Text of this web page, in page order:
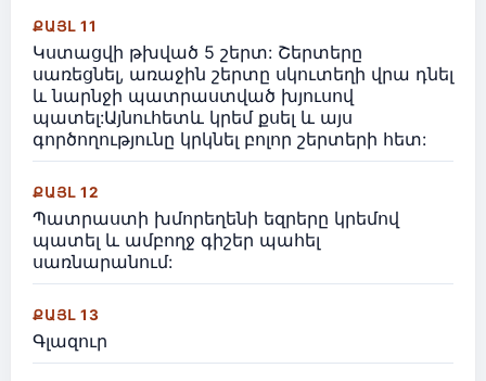
ՔԱՅԼ 11
Կստացվի թխված 5 շերտ: Շերտերը
սառեցնել, առաջին շերտը սկուտեղի վրա դնել
և նարնջի պատրաստված խյուսով
պատել:Այնուհետև կրեմ քսել և այս
գործողությունը կրկնել բոլոր շերտերի հետ:
ՔԱՅԼ 12
Պատրաստի խմորեղենի եզրերը կրեմով
պատել և ամբողջ գիշեր պահել
սառնարանում:
ՔԱՅԼ 13
Գլազուր